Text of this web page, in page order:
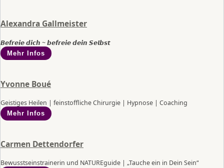
Alexandra Gallmeister
𝘽𝙚𝙛𝙧𝙚𝙞𝙚 𝙙𝙞𝙘𝙝 ~ 𝙗𝙚𝙛𝙧𝙚𝙞𝙚 𝙙𝙚𝙞𝙣 𝙎𝙚𝙡𝙗𝙨𝙩
Mehr Infos
Yvonne Boué
Geistiges Heilen | feinstoffliche Chirurgie | Hypnose | Coaching
Mehr Infos
Carmen Dettendorfer
Bewusstseinstrainerin und NATUREguide | „Tauche ein in Dein Sein“